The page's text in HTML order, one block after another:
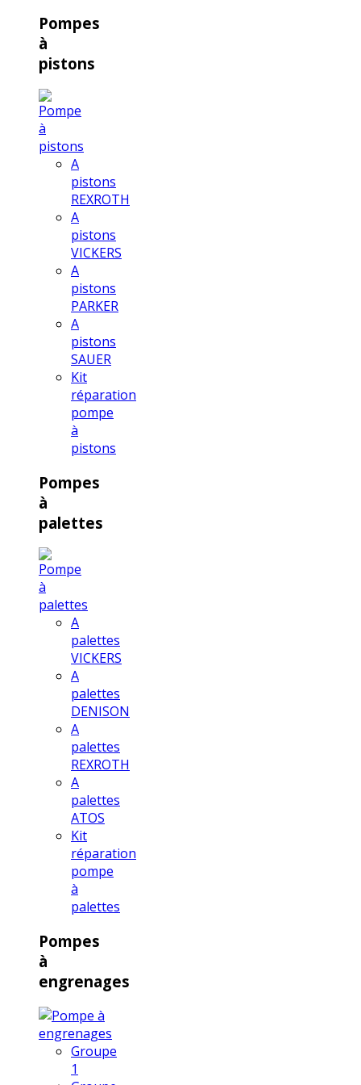
Pompes
à
pistons
A
pistons
REXROTH
A
pistons
VICKERS
A
pistons
PARKER
A
pistons
SAUER
Kit
réparation
pompe
à
pistons
Pompes
à
palettes
A
palettes
VICKERS
A
palettes
DENISON
A
palettes
REXROTH
A
palettes
ATOS
Kit
réparation
pompe
à
palettes
Pompes
à
engrenages
Groupe
1